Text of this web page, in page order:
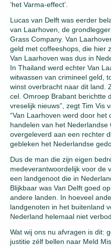
‘het Varma-effect’.
Lucas van Delft was eerder
van Laarhoven, de
Grass Company. Van
geld met coffeeshops, die hier
Van Laarhoven was dus in
In Thailand werd echter Van
witwassen van crimineel geld,
winst overbracht naar dit land.
cel. Omroep Brabant berichtte
vreselijk nieuws”, zegt Tim Vis
“Van Laarhoven werd door het
handelen van het Nederlandse
overgeleverd aan een rechter
gebleken het Nederlandse
Dus de man die zijn eigen
medeverantwoordelijk voor de
een landgenoot die in
Blijkbaar was Van Delft goed
andere landen. In hoeveel
landgenoten in het buitenland
Nederland helemaal niet
Wat wij ons nu afvragen is dit:
justitie zélf bellen naar Meld